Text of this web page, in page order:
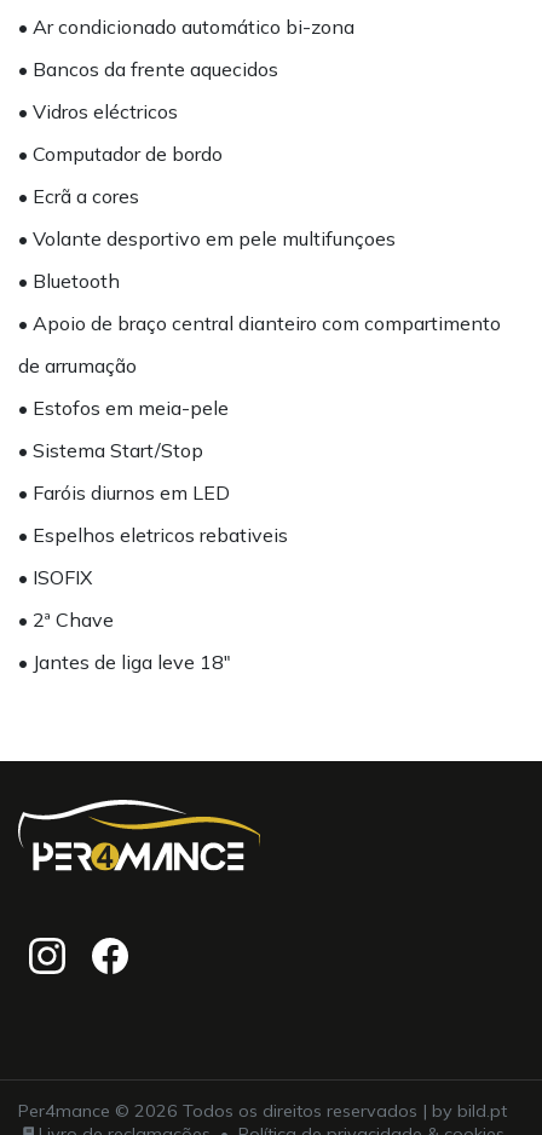
• Ar condicionado automático bi-zona
• Bancos da frente aquecidos
• Vidros eléctricos
• Computador de bordo
• Ecrã a cores
• Volante desportivo em pele multifunçoes
• Bluetooth
• Apoio de braço central dianteiro com compartimento
de arrumação
• Estofos em meia-pele
• Sistema Start/Stop
• Faróis diurnos em LED
• Espelhos eletricos rebativeis
• ISOFIX
• 2ª Chave
• Jantes de liga leve 18"
Per4mance © 2026 Todos os direitos reservados | by bild.pt